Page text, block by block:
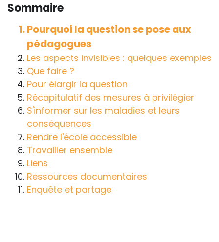
conséquences de la maladie ou du
handicap sur les apprentissages, cela ne
passe pas forcément pas l’exposé du
diagnostic en tant que tel.
Cette information doit être adaptée par
chacun, dans le respect de l’individu en
particulier, enfant et adulte, et prendre en
compte la variabilité d’une même
maladie ou handicap selon chaque
enfant.
La consultation d’informations sur un site
web n’exonère personne de ses
responsabilités professionnelles, civiles
et pénales. Les personnes qui
Sommaire
Pourquoi la question se pose aux
pédagogues
Les aspects invisibles : quelques exemples
Que faire ?
Pour élargir la question
Récapitulatif des mesures à privilégier
S'informer sur les maladies et leurs
conséquences
Rendre l'école accessible
Travailler ensemble
Liens
Ressources documentaires
Enquête et partage